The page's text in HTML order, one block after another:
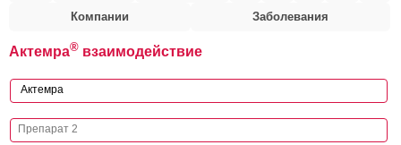
Компании Заболевания
Актемра® взаимодействие